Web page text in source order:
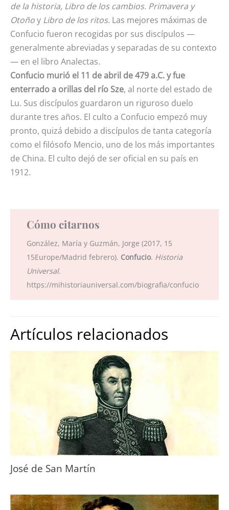
de la historia, Libro de los cambios. Primavera y
Otoñoy Libro de los ritos. Las mejores máximas de
Confucio fueron recogidas por sus discípulos —
generalmente abreviadas y separadas de su contexto
— en el libro Analectas.
Confucio murió el 11 de abril de 479 a.C. y fue
enterrado a orillas del río Sze, al norte del estado de
Lu. Sus discípulos guardaron un riguroso duelo
durante tres años. El culto a Confucio empezó muy
pronto, quizá debido a discípulos de tanta categoría
como el filósofo Mencio, uno de los más importantes
de China. El culto dejó de ser oficial en su país en
1912.
Cómo citarnos
González, María y Guzmán, Jorge (2017, 15
15Europe/Madrid febrero). Confucio. Historia
Universal.
https://mihistoriauniversal.com/biografia/confucio
Artículos relacionados
José de San Martín